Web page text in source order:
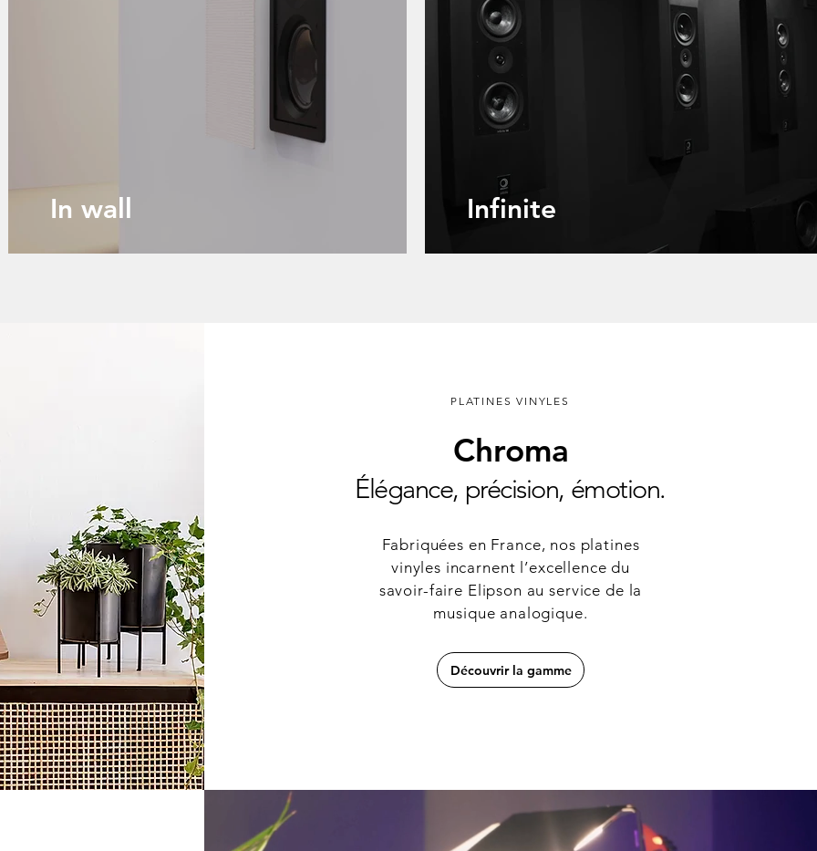
In wall Infinite
PLATINES VINYLES
Chroma
Élégance, précision, émotion.
Fabriquées en France, nos platines
vinyles incarnent l’excellence du
savoir-faire Elipson au service de la
musique analogique.
Découvrir la gamme